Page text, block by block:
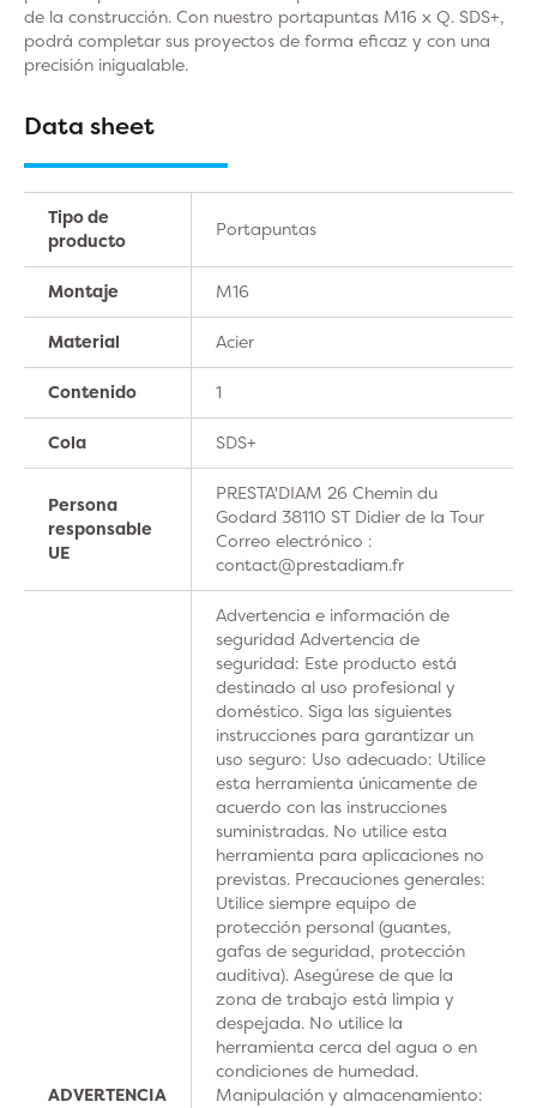
de la construcción. Con nuestro portapuntas M16 x Q. SDS+,
podrá completar sus proyectos de forma eficaz y con una
precisión inigualable.
Data sheet
Tipo de
producto
Portapuntas
Montaje M16
Material Acier
Contenido 1
Cola SDS+
Persona
responsable
UE
PRESTA'DIAM 26 Chemin du
Godard 38110 ST Didier de la Tour
Correo electrónico :
contact@prestadiam.fr
ADVERTENCIA
Advertencia e información de
seguridad Advertencia de
seguridad: Este producto está
destinado al uso profesional y
doméstico. Siga las siguientes
instrucciones para garantizar un
uso seguro: Uso adecuado: Utilice
esta herramienta únicamente de
acuerdo con las instrucciones
suministradas. No utilice esta
herramienta para aplicaciones no
previstas. Precauciones generales:
Utilice siempre equipo de
protección personal (guantes,
gafas de seguridad, protección
auditiva). Asegúrese de que la
zona de trabajo está limpia y
despejada. No utilice la
herramienta cerca del agua o en
condiciones de humedad.
Manipulación y almacenamiento: